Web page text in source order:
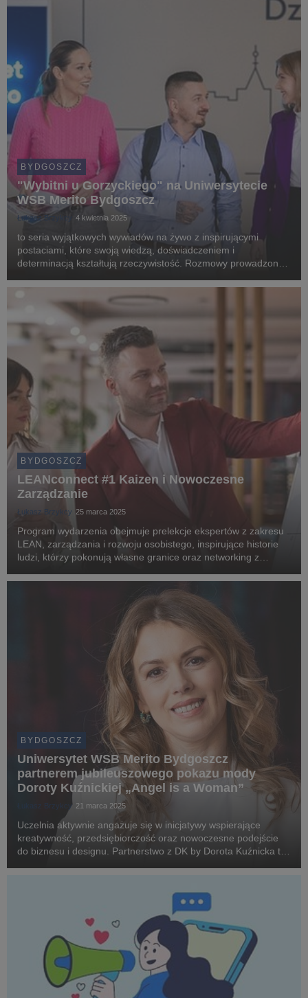
partne...
BYDGOSZCZ
"Wybitni u Gorzyckiego" na Uniwersytecie
WSB Merito Bydgoszcz
Łukasz Brzykcy 4 kwietnia 2025
to seria wyjątkowych wywiadów na żywo z inspirującymi
postaciami, które swoją wiedzą, doświadczeniem i
determinacją kształtują rzeczywistość. Rozmowy prowadzone
zaangażowaniem – wszystko po to, aby dostarczyć uczestni...
BYDGOSZCZ
LEANconnect #1 Kaizen i Nowoczesne
Zarządzanie
Łukasz Brzykcy 25 marca 2025
Program wydarzenia obejmuje prelekcje ekspertów z zakresu
LEAN, zarządzania i rozwoju osobistego, inspirujące historie
ludzi, którzy pokonują własne granice oraz networking z
firmach.
BYDGOSZCZ
Uniwersytet WSB Merito Bydgoszcz
partnerem jubileuszowego pokazu mody
Doroty Kuźnickiej „Angel is a Woman”
Łukasz Brzykcy 21 marca 2025
Uczelnia aktywnie angażuje się w inicjatywy wspierające
kreatywność, przedsiębiorczość oraz nowoczesne podejście
do biznesu i designu. Partnerstwo z DK by Dorota Kuźnicka to